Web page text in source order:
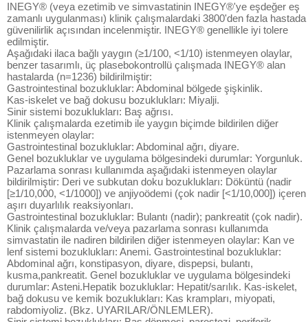
INEGY® (veya ezetimib ve simvastatinin INEGY®'ye eşdeğer eş
zamanlı uygulanması) klinik çalışmalardaki 3800'den fazla hastada
güvenilirlik açısından incelenmiştir. INEGY® genellikle iyi tolere
edilmiştir.
Aşağıdaki ilaca bağlı yaygın (≥1/100, <1/10) istenmeyen olaylar,
benzer tasarımlı, üç plasebokontrollü çalışmada INEGY® alan
hastalarda (n=1236) bildirilmiştir:
Gastrointestinal bozukluklar: Abdominal bölgede şişkinlik.
Kas-iskelet ve bağ dokusu bozuklukları: Miyalji.
Sinir sistemi bozuklukları: Baş ağrısı.
Klinik çalışmalarda ezetimib ile yaygın biçimde bildirilen diğer
istenmeyen olaylar:
Gastrointestinal bozukluklar: Abdominal ağrı, diyare.
Genel bozukluklar ve uygulama bölgesindeki durumlar: Yorgunluk.
Pazarlama sonrası kullanımda aşağıdaki istenmeyen olaylar
bildirilmiştir: Deri ve subkutan doku bozuklukları: Döküntü (nadir
[≥1/10,000, <1/1000]) ve anjiyoödemi (çok nadir [<1/10,000]) içeren
aşırı duyarlılık reaksiyonları.
Gastrointestinal bozukluklar: Bulantı (nadir); pankreatit (çok nadir).
Klinik çalışmalarda ve/veya pazarlama sonrası kullanımda
simvastatin ile nadiren bildirilen diğer istenmeyen olaylar: Kan ve
lenf sistemi bozuklukları: Anemi. Gastrointestinal bozukluklar:
Abdominal ağrı, konstipasyon, diyare, dispepsi, bulantı,
kusma,pankreatit. Genel bozukluklar ve uygulama bölgesindeki
durumlar: Asteni.Hepatik bozukluklar: Hepatit/sarılık. Kas-iskelet,
bağ dokusu ve kemik bozuklukları: Kas krampları, miyopati,
rabdomiyoliz. (Bkz. UYARILAR/ÖNLEMLER).